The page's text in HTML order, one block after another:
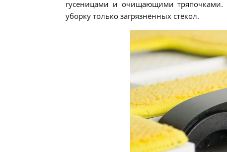
гусеницами и очищающими тряпочками.
уборку только загрязнённых стёкол.